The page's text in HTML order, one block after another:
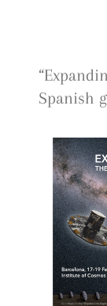
content
Spanish